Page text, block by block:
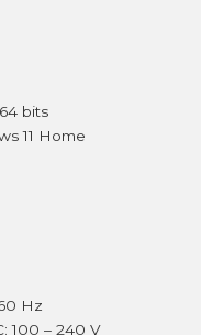
bits
11 Home
Hz
100 – 240 V